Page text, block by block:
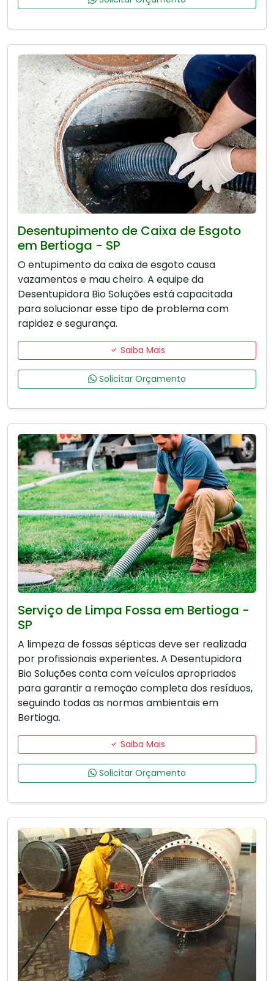
Desentupimento de Caixa de Esgoto
em Bertioga - SP
O entupimento da caixa de esgoto causa
vazamentos e mau cheiro. A equipe da
Desentupidora Bio Soluções está capacitada
para solucionar esse tipo de problema com
rapidez e segurança.
Saiba Mais
Solicitar Orçamento
Serviço de Limpa Fossa em Bertioga -
SP
A limpeza de fossas sépticas deve ser realizada
por profissionais experientes. A Desentupidora
Bio Soluções conta com veículos apropriados
para garantir a remoção completa dos resíduos,
seguindo todas as normas ambientais em
Bertioga.
Saiba Mais
Solicitar Orçamento